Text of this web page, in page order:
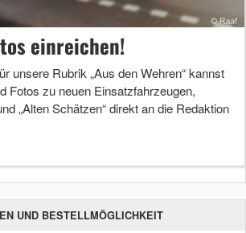
einreichen!
unsere Rubrik „Aus den Wehren“ kannst
Fotos zu neuen Einsatzfahrzeugen,
„Alten Schätzen“ direkt an die Redaktion
UND BESTELLMÖGLICHKEIT